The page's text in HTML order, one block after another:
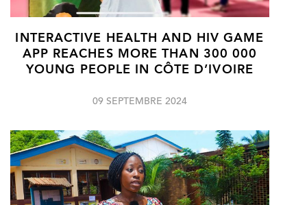
INTERACTIVE HEALTH AND HIV GAME
APP REACHES MORE THAN 300 000
YOUNG PEOPLE IN CÔTE D’IVOIRE
09 SEPTEMBRE 2024